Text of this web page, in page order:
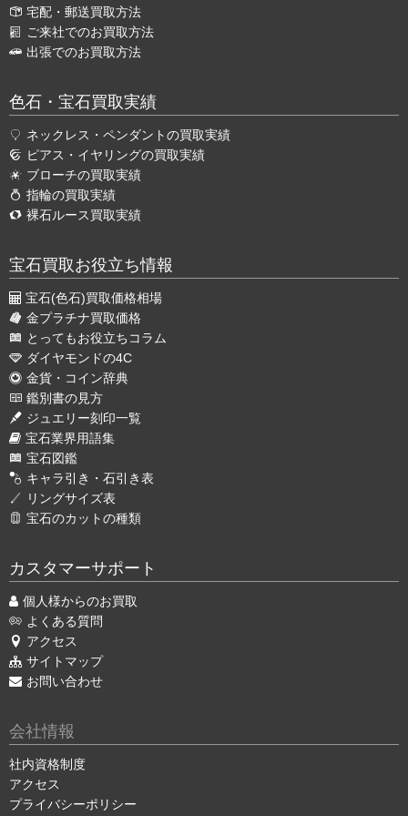
宅配・郵送買取方法
ご来社でのお買取方法
出張でのお買取方法
色石・宝石買取実績
ネックレス・ペンダントの買取実績
ピアス・イヤリングの買取実績
ブローチの買取実績
指輪の買取実績
裸石ルース買取実績
宝石買取お役立ち情報
宝石(色石)買取価格相場
金プラチナ買取価格
とってもお役立ちコラム
ダイヤモンドの4C
金貨・コイン辞典
鑑別書の見方
ジュエリー刻印一覧
宝石業界用語集
宝石図鑑
キャラ引き・石引き表
リングサイズ表
宝石のカットの種類
カスタマーサポート
個人様からのお買取
よくある質問
アクセス
サイトマップ
お問い合わせ
会社情報
社内資格制度
アクセス
プライバシーポリシー